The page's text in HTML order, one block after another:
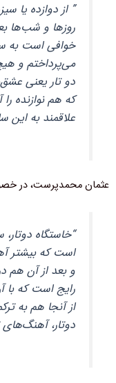
” از دوازده یا
روزها و شب‌ها
خوافی است به
می‌پرداختم و
دو تار یعنی
که هم نوازنده
علاقمند به این
عثمان محمدپرست، در
“خاستگاه
است که بیشتر
و بعد از آن هم
رایج است که با
از آنجا هم به
دوتار، آهنگ‌های